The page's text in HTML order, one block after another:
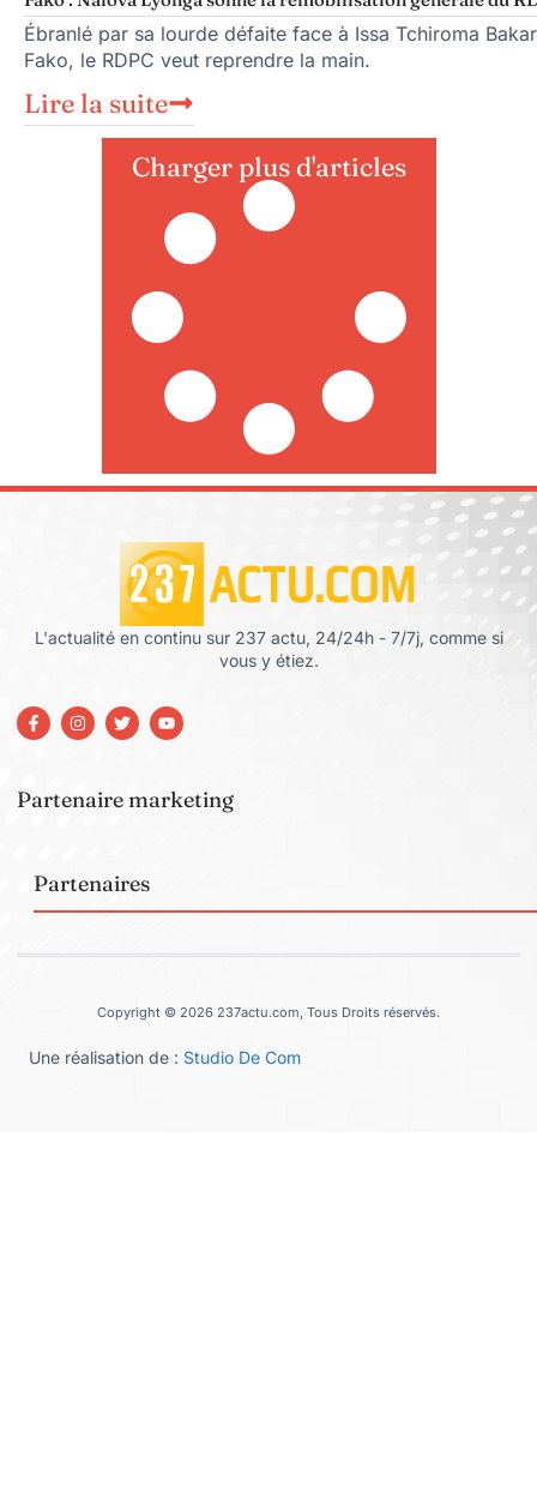
Ébranlé par sa lourde défaite face à Issa Tchiroma
Fako, le RDPC veut reprendre la main.
Lire la suite
Charger plus d'articles
L'actualité en continu sur 237 actu, 24/24h - 7/7j, comme si
vous y étiez.
Partenaire marketing
Partenaires
Copyright © 2026 237actu.com, Tous Droits réservés.
Une réalisation de : Studio De Com